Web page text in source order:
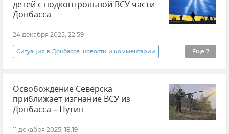
Виктор Янукович (политик)
Николай Азаров
Арсений Яценюк
Госпереворот на Украине
детей с подконтрольной ВСУ части
Донбасса
24 декабря 2025, 22:59
Еще 7
Ситуация в Донбассе: новости и комментарии
Украина События в Донбассе
Донецкая Народная Республика (ДНР)
Эвакуация В мире
Новости СВО
Освобождение Северска
приближает изгнание ВСУ из
Донбасса – Путин
11 декабря 2025, 18:19